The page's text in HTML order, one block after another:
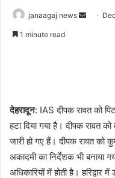
janaagaj news
Send
1 minute read
देहरादून: IAS दीपक रावत को
हटा दिया गया है। दीपक रावत
जारी हो गए हैं। दीपक रावत को
अकादमी का निर्देशक भी बनाया
अधिकारियों में होती है। हरिद्वार